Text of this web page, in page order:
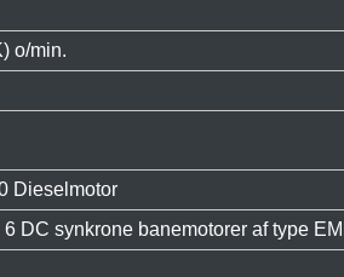
o/min.
Dieselmotor
DC synkrone banemotorer af type